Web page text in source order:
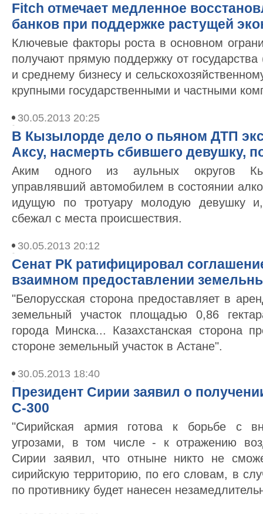
Fitch отмечает медленное
банков при поддержке растущей
Ключевые факторы роста в основном
получают прямую поддержку от
и среднему бизнесу и
крупными государственными и частными
30.05.2013 20:25
В Кызылорде дело о пьяном ДТП
Аксу, насмерть сбившего девушку,
Аким одного из аульных округов
управлявший автомобилем в состоянии
идущую по тротуару молодую девушку
сбежал с места происшествия.
30.05.2013 20:12
Сенат РК ратифицировал
взаимном предоставлении
"Белорусская сторона предоставляет в
земельный участок площадью 0,86
города Минска... Казахстанская сторона
стороне земельный участок в Астане".
30.05.2013 18:40
Президент Сирии заявил о
С-300
"Cирийская армия готова к борьбе с
угрозами, в том числе - к отражению
Сирии заявил, что отныне никто не
сирийскую территорию, по его словам, в
по противнику будет нанесен